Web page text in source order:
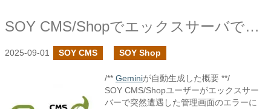
SOY CMS/Shopでエックスサーバでの突然のエラーに対応しました
2025-09-01 SOY CMS SOY Shop
/** Geminiが自動生成した概要 **/
SOY CMS/Shopユーザーがエックスサー
バーで突然遭遇した管理画面のエラーに